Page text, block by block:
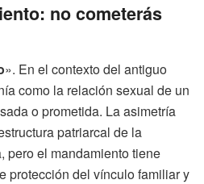
no cometerás
». En el contexto del antiguo
como la relación sexual de un
o prometida. La asimetría
patriarcal de la
pero el mandamiento tiene
protección del vínculo familiar y